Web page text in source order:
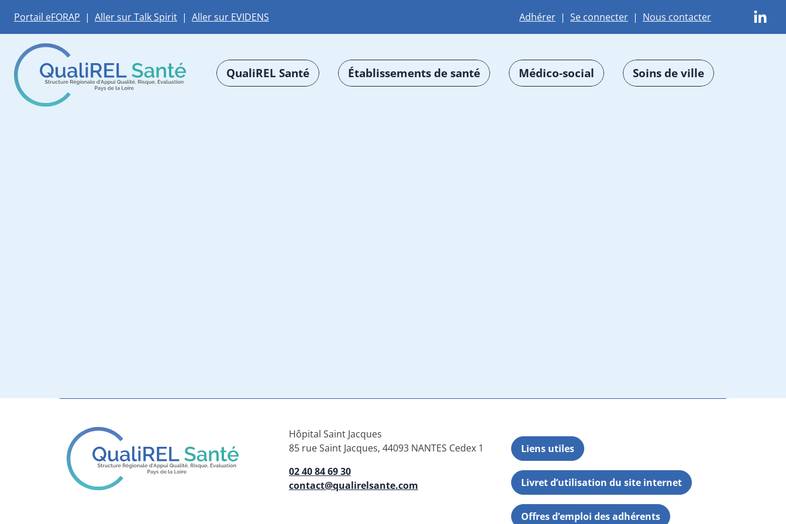
Portail eFORAP | Aller sur Talk Spirit | Aller sur EVIDENS Adhérer | Se connecter | Nous contacter
QualiREL Santé Établissements de santé Médico-social Soins de ville
Hôpital Saint Jacques
85 rue Saint Jacques, 44093 NANTES Cedex 1
02 40 84 69 30
contact@qualirelsante.com
Liens utiles
Livret d’utilisation du site internet
Offres d’emploi des adhérents